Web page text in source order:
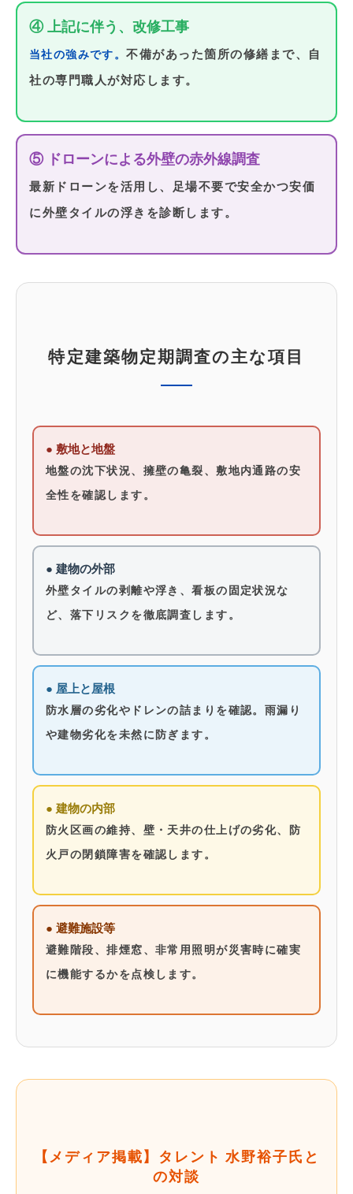
④ 上記に伴う、改修工事
当社の強みです。不備があった箇所の修繕まで、自
社の専門職人が対応します。
⑤ ドローンによる外壁の赤外線調査
最新ドローンを活用し、足場不要で安全かつ安価
に外壁タイルの浮きを診断します。
特定建築物定期調査の主な項目
● 敷地と地盤
地盤の沈下状況、擁壁の亀裂、敷地内通路の安
全性を確認します。
● 建物の外部
外壁タイルの剥離や浮き、看板の固定状況な
ど、落下リスクを徹底調査します。
● 屋上と屋根
防水層の劣化やドレンの詰まりを確認。雨漏り
や建物劣化を未然に防ぎます。
● 建物の内部
防火区画の維持、壁・天井の仕上げの劣化、防
火戸の閉鎖障害を確認します。
● 避難施設等
避難階段、排煙窓、非常用照明が災害時に確実
に機能するかを点検します。
【メディア掲載】タレント 水野裕子氏と
の対談